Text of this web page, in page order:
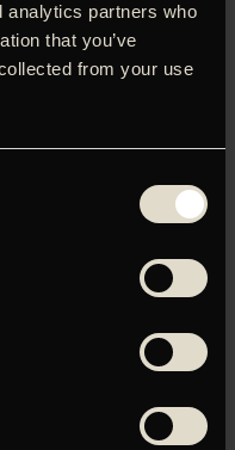
analytics partners who
that you’ve
from your use
i junglen. Mysteriets
Apichatpong
vilde historie med en af